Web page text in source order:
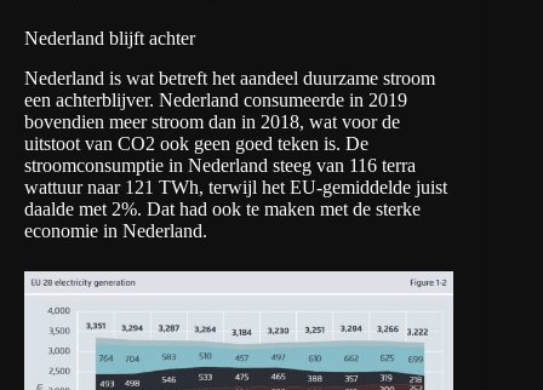
Nederland blijft achter
Nederland is wat betreft het aandeel duurzame stroom
een achterblijver. Nederland consumeerde in 2019
bovendien meer stroom dan in 2018, wat voor de
uitstoot van CO2 ook geen goed teken is. De
stroomconsumptie in Nederland steeg van 116 terra
wattuur naar 121 TWh, terwijl het EU-gemiddelde juist
daalde met 2%. Dat had ook te maken met de sterke
economie in Nederland.